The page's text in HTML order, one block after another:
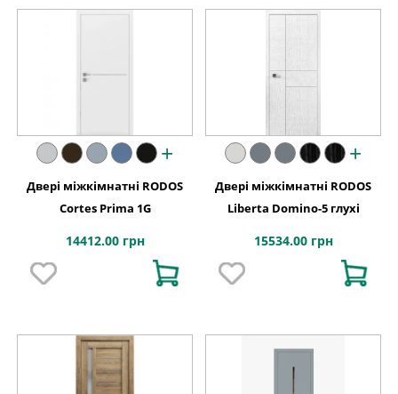
+
Двері міжкімнатні RODOS
Cortes Prima 1G
14412.00 грн
+
Двері міжкімнатні RODOS
Liberta Domino-5 глухі
15534.00 грн